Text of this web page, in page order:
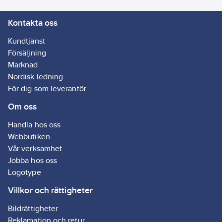
Materialklass BF0160
Kontakta oss
Kundtjänst
Försäljning
Marknad
Nordisk ledning
För dig som leverantör
Om oss
Handla hos oss
Webbutiken
Vår verksamhet
Jobba hos oss
Logotype
Villkor och rättigheter
Bildrättigheter